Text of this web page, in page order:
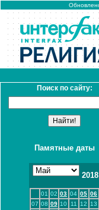
Поиск по сайту:
Памятные даты
2018
01 02 03 04 05 06
07 08 09 10 11 12
13